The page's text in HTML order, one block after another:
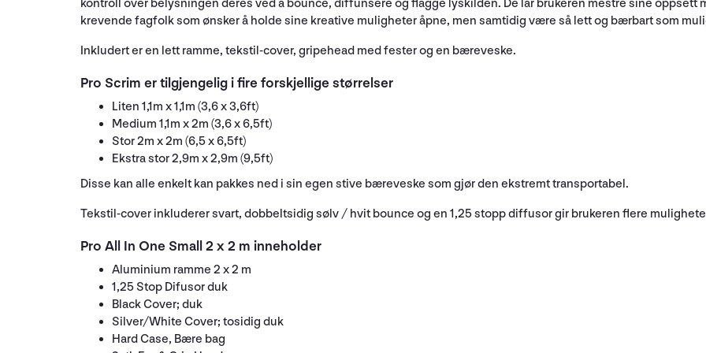
kontroll over belysningen deres ved å bounce, diffunsere og flagge lyskilden. De lar brukeren mestre sine oppsett
krevende fagfolk som ønsker å holde sine kreative muligheter åpne, men samtidig være så lett og bærbart som
Inkludert er en lett ramme, tekstil-cover, gripehead med fester og en bæreveske.
Pro Scrim er tilgjengelig i fire forskjellige størrelser
Liten 1,1m x 1,1m (3,6 x 3,6ft)
Medium 1,1m x 2m (3,6 x 6,5ft)
Stor 2m x 2m (6,5 x 6,5ft)
Ekstra stor 2,9m x 2,9m (9,5ft)
Disse kan alle enkelt kan pakkes ned i sin egen stive bæreveske som gjør den ekstremt transportabel.
Tekstil-cover inkluderer svart, dobbeltsidig sølv / hvit bounce og en 1,25 stopp diffusor gir brukeren flere
Pro All In One Small 2 x 2 m inneholder
Aluminium ramme 2 x 2 m
1,25 Stop Difusor duk
Black Cover; duk
Silver/White Cover; tosidig duk
Hard Case, Bære bag